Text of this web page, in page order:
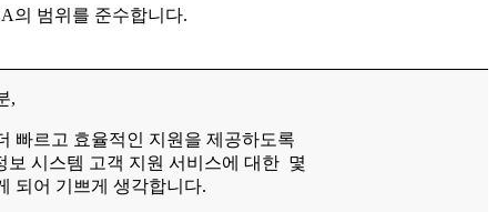
의 범위를 준수합니다.
,
빠르고 효율적인 지원을 제공하도록
시스템 고객 지원 서비스에 대한 몇
되어 기쁘게 생각합니다.